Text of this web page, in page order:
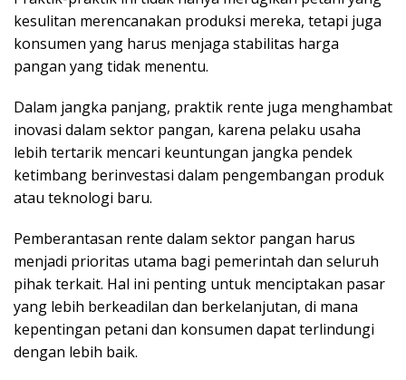
kesulitan merencanakan produksi mereka, tetapi juga
konsumen yang harus menjaga stabilitas harga
pangan yang tidak menentu.
Dalam jangka panjang, praktik rente juga menghambat
inovasi dalam sektor pangan, karena pelaku usaha
lebih tertarik mencari keuntungan jangka pendek
ketimbang berinvestasi dalam pengembangan produk
atau teknologi baru.
Pemberantasan rente dalam sektor pangan harus
menjadi prioritas utama bagi pemerintah dan seluruh
pihak terkait. Hal ini penting untuk menciptakan pasar
yang lebih berkeadilan dan berkelanjutan, di mana
kepentingan petani dan konsumen dapat terlindungi
dengan lebih baik.